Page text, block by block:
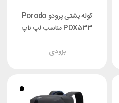
کوله پشتی پرودو Porodo
PDX533 مناسب لپ تاپ
بزودی